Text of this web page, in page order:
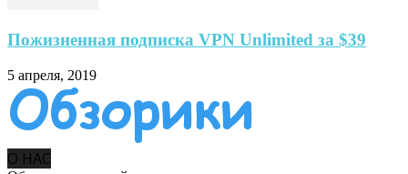
Пожизненная подписка VPN Unlimited за $39
5 апреля, 2019
О НАС